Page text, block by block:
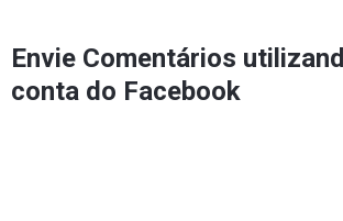
Envie Comentários
conta do Facebook